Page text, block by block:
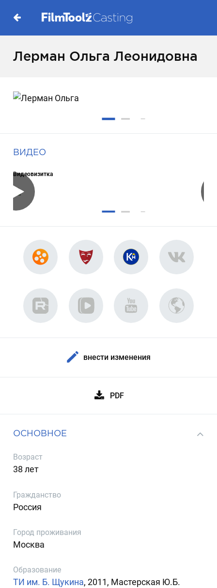
Лерман Ольга Леонидовна
ВИДЕО
Видеовизитка
внести изменения
PDF
ОСНОВНОЕ
Возраст
38 лет
Гражданство
Россия
Город проживания
Москва
Образование
ТИ им. Б. Щукина, 2011, Мастерская Ю.Б.